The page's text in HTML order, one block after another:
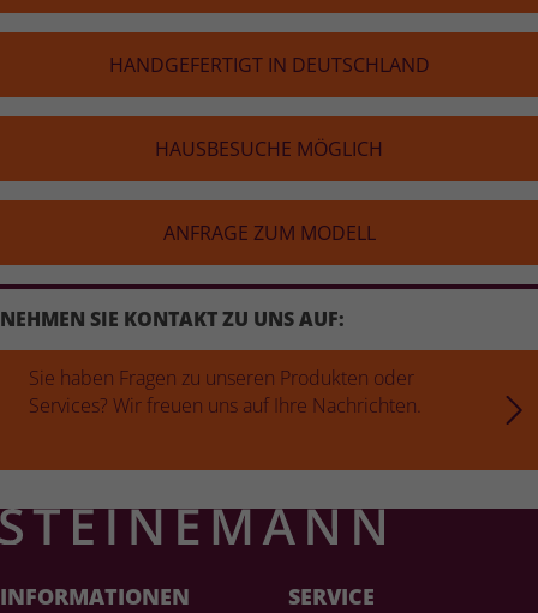
HAND­GE­FER­TIGT IN DEUTSCH­LAND
HAUS­BE­SU­CHE MÖGLICH
ANFRAGE ZUM MODELL
NEHMEN SIE KONTAKT ZU UNS AUF:
Sie haben Fragen zu unseren Produkten oder
Services? Wir freuen uns auf Ihre Nachrichten.
INFORMATIONEN SERVICE